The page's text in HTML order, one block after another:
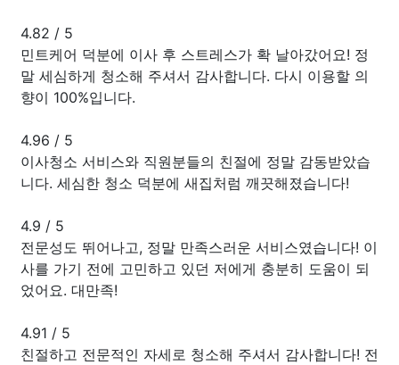
4.82 / 5
민트케어 덕분에 이사 후 스트레스가 확 날아갔어요! 정
말 세심하게 청소해 주셔서 감사합니다. 다시 이용할 의
향이 100%입니다.
4.96 / 5
이사청소 서비스와 직원분들의 친절에 정말 감동받았습
니다. 세심한 청소 덕분에 새집처럼 깨끗해졌습니다!
4.9 / 5
전문성도 뛰어나고, 정말 만족스러운 서비스였습니다! 이
사를 가기 전에 고민하고 있던 저에게 충분히 도움이 되
었어요. 대만족!
4.91 / 5
친절하고 전문적인 자세로 청소해 주셔서 감사합니다! 전